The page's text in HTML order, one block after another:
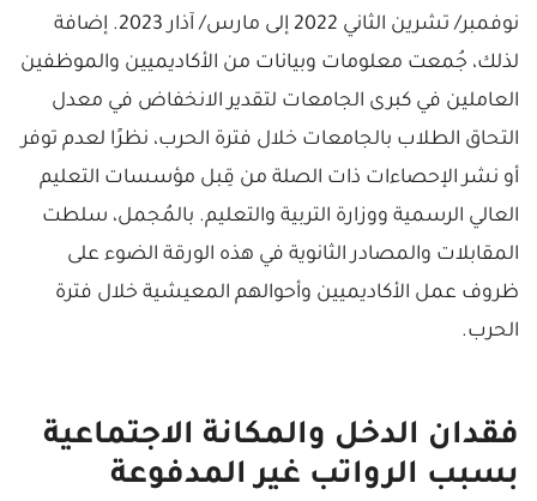
نوفمبر/ تشرين الثاني 2022 إلى مارس/ آذار 2023. إضافة
لذلك، جُمعت معلومات وبيانات من الأكاديميين والموظفين
العاملين في كبرى الجامعات لتقدير الانخفاض في معدل
التحاق الطلاب بالجامعات خلال فترة الحرب، نظرًا لعدم توفر
أو نشر الإحصاءات ذات الصلة من قِبل مؤسسات التعليم
العالي الرسمية ووزارة التربية والتعليم. بالمُجمل، سلطت
المقابلات والمصادر الثانوية في هذه الورقة الضوء على
ظروف عمل الأكاديميين وأحوالهم المعيشية خلال فترة
الحرب.
فقدان الدخل والمكانة الاجتماعية
بسبب الرواتب غير المدفوعة